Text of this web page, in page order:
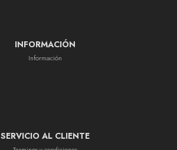
INFORMACIÓN
Información
SERVICIO AL CLIENTE